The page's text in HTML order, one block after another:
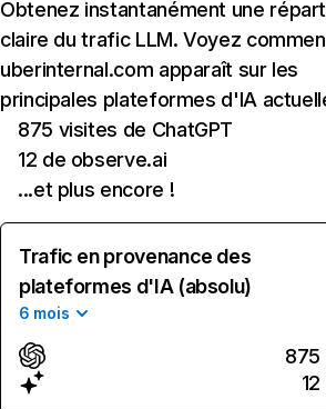
Obtenez instantanément une
claire du trafic LLM. Voyez
uberinternal.com apparaît sur les
principales plateformes d'IA
875 visites de ChatGPT
12 de observe.ai
...et plus encore !
Trafic en provenance des
plateformes d'IA (absolu)
6 mois
875
12